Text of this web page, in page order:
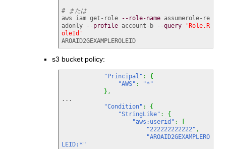
# または
aws iam get-role
--role-name assumerole-re
adonly
--profile account-b --query
'Role.R
oleId'
AROAID2GEXAMPLEROLEID
s3 bucket policy:
"Principal" :
{
"AWS" :
"*"
} ,
...
"Condition" :
{
"StringLike" :
{
"aws:userid" :
"222222222222" ,
"AROAID2GEXAMPLERO
LEID:*"